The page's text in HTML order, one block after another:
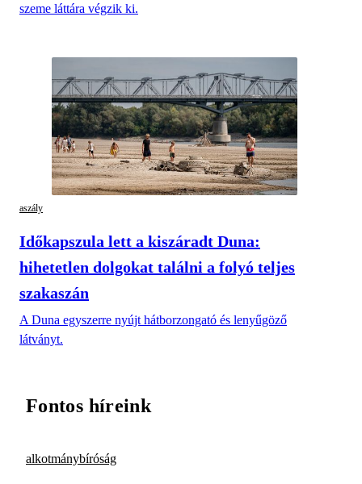
szeme láttára végzik ki.
aszály
Időkapszula lett a kiszáradt Duna:
hihetetlen dolgokat találni a folyó teljes
szakaszán
A Duna egyszerre nyújt hátborzongató és lenyűgöző
látványt.
Fontos híreink
alkotmánybíróság